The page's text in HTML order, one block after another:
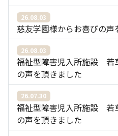
26.08.03
慈友学園様からお喜びの声
26.08.03
福祉型障害児入所施設 若
の声を頂きました
26.07.30
福祉型障害児入所施設 若
の声を頂きました